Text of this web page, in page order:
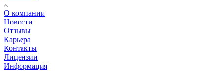
О компании
Новости
Отзывы
Карьера
Контакты
Лицензии
Информация